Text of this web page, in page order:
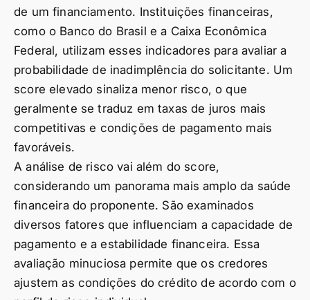
de um financiamento. Instituições financeiras,
como o Banco do Brasil e a Caixa Econômica
Federal, utilizam esses indicadores para avaliar a
probabilidade de inadimplência do solicitante. Um
score elevado sinaliza menor risco, o que
geralmente se traduz em taxas de juros mais
competitivas e condições de pagamento mais
favoráveis.
A análise de risco vai além do score,
considerando um panorama mais amplo da saúde
financeira do proponente. São examinados
diversos fatores que influenciam a capacidade de
pagamento e a estabilidade financeira. Essa
avaliação minuciosa permite que os credores
ajustem as condições do crédito de acordo com o